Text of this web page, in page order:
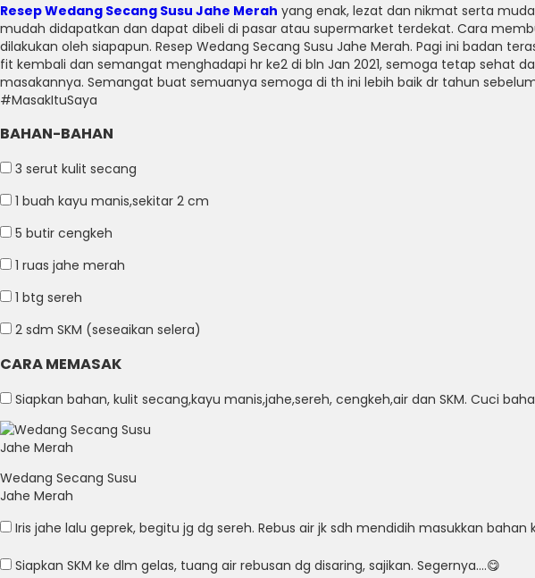
Resep Wedang Secang Susu Jahe Merah yang enak, lezat dan nikmat serta
mudah didapatkan dan dapat dibeli di pasar atau supermarket terdekat. Cara
dilakukan oleh siapapun. Resep Wedang Secang Susu Jahe Merah. Pagi ini badan
fit kembali dan semangat menghadapi hr ke2 di bln Jan 2021, semoga tetap sehat
masakannya. Semangat buat semuanya semoga di th ini lebih baik dr tahun
#MasakItuSaya
BAHAN-BAHAN
3 serut kulit secang
1 buah kayu manis,sekitar 2 cm
5 butir cengkeh
1 ruas jahe merah
1 btg sereh
2 sdm SKM (seseaikan selera)
CARA MEMASAK
Siapkan bahan, kulit secang,kayu manis,jahe,sereh, cengkeh,air dan SKM. Cuci
Wedang Secang Susu
Jahe Merah
Iris jahe lalu geprek, begitu jg dg sereh. Rebus air jk sdh mendidih masukkan
Siapkan SKM ke dlm gelas, tuang air rebusan dg disaring, sajikan. Segernya….😋